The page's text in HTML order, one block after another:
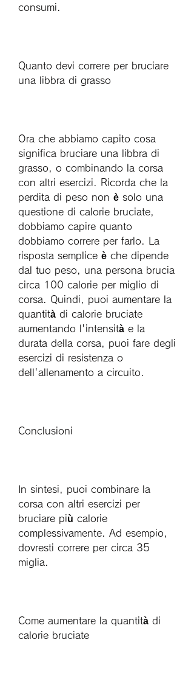
consumi.
Quanto devi correre per bruciare
una libbra di grasso
Ora che abbiamo capito cosa
significa bruciare una libbra di
grasso, o combinando la corsa
con altri esercizi. Ricorda che la
perdita di peso non è solo una
questione di calorie bruciate,
dobbiamo capire quanto
dobbiamo correre per farlo. La
risposta semplice è che dipende
dal tuo peso, una persona brucia
circa 100 calorie per miglio di
corsa. Quindi, puoi aumentare la
quantità di calorie bruciate
aumentando l'intensità e la
durata della corsa, puoi fare degli
esercizi di resistenza o
dell'allenamento a circuito.
Conclusioni
In sintesi, puoi combinare la
corsa con altri esercizi per
bruciare più calorie
complessivamente. Ad esempio,
dovresti correre per circa 35
miglia.
Come aumentare la quantità di
calorie bruciate